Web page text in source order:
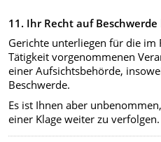
11. Ihr Recht auf
Gerichte unterliegen für die im
Tätigkeit vorgenommenen
einer Aufsichtsbehörde,
Beschwerde.
Es ist Ihnen aber
einer Klage weiter zu verfolgen.